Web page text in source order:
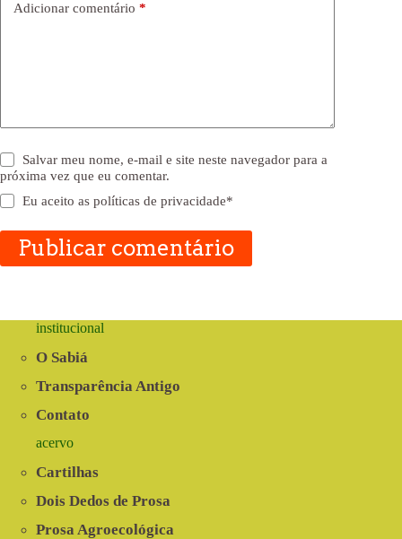
Adicionar comentário *
Salvar meu nome, e-mail e site neste navegador para a
próxima vez que eu comentar.
Eu aceito aspolíticas de privacidade*
Publicar comentário
institucional
O Sabiá
Transparência Antigo
Contato
acervo
Cartilhas
Dois Dedos de Prosa
Prosa Agroecológica